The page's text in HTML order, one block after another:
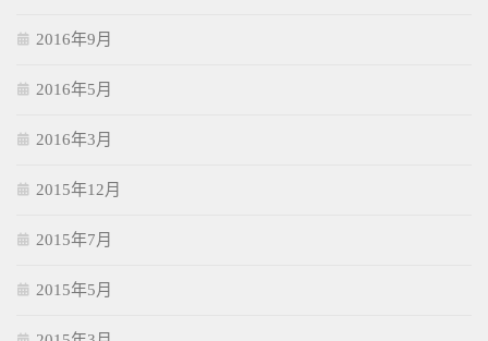
2016年9月
2016年5月
2016年3月
2015年12月
2015年7月
2015年5月